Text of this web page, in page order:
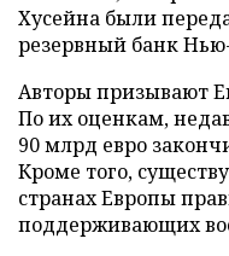
Хусейна были
резервный банк
Авторы призывают
По их оценкам,
90 млрд евро
Кроме того,
странах Европы
поддерживающих